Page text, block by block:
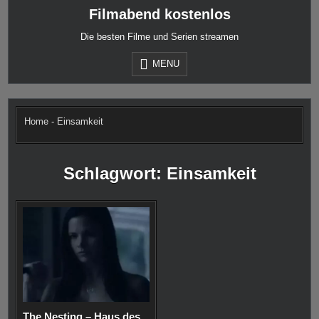
Filmabend kostenlos
Die besten Filme und Serien streamen
MENU
Home - Einsamkeit
Schlagwort: Einsamkeit